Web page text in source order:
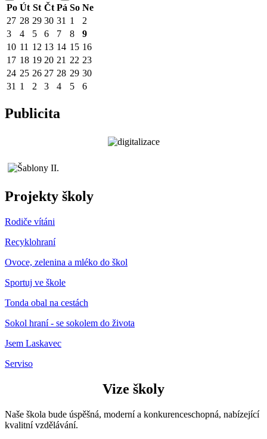
Po Út St Čt Pá So Ne
27 28 29 30 31 1
2
3
4 5 6 7 8
9
10 11 12 13 14 15 16
17 18 19 20 21 22 23
24 25 26 27 28 29 30
31 1 2 3 4 5 6
Publicita
Projekty školy
Rodiče vítáni
Recyklohraní
Ovoce, zelenina a mléko do škol
Sportuj ve škole
Tonda obal na cestách
Sokol hraní - se sokolem do života
Jsem Laskavec
Serviso
Vize školy
Naše škola bude úspěšná, moderní a konkurenceschopná, nabízející
kvalitní vzdělávání.